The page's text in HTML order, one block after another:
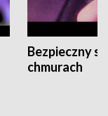
Bezpieczny
chmurach